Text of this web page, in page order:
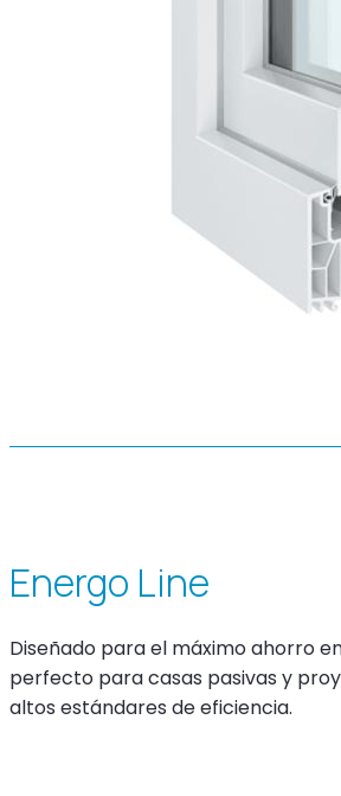
Energo Line
Diseñado para el máximo ahorro
perfecto para casas pasivas y
altos estándares de eficiencia.